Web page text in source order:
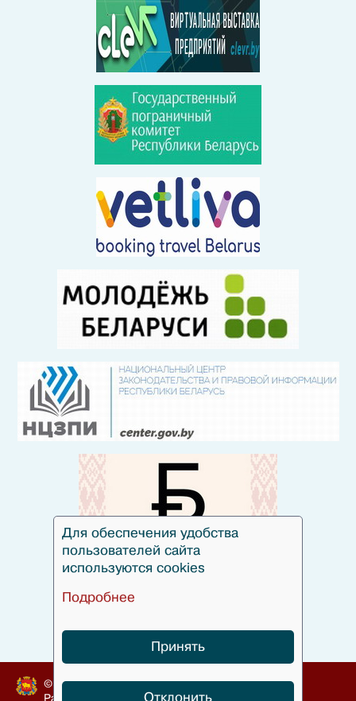
© Гродненский облисполком, 2010-2024
Разработка
БЕЛТА
Для обеспечения удобства
пользователей сайта
используются cookies
Подробнее
Принять
Отклонить